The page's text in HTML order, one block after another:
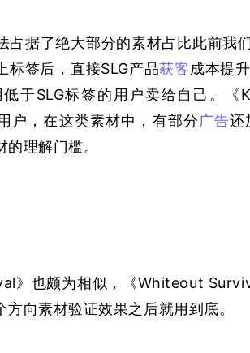
占据了绝大部分的素材占比此前我
标签后，直接SLG产品获客成本提
于SLG标签的用户卖给自己。
户，在这类素材中，有部分广告还
理解门槛。
》也颇为相似，《Whiteout
向素材验证效果之后就用到底。